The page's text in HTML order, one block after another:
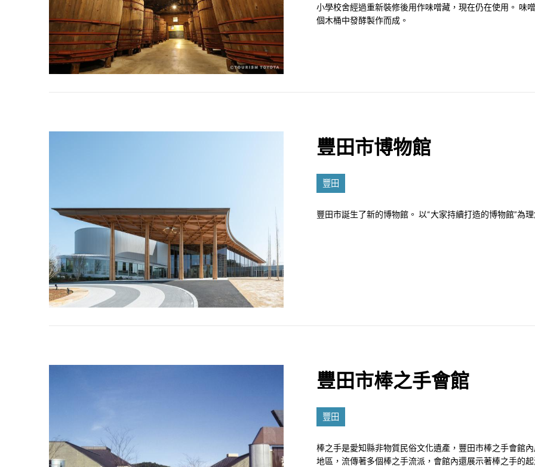
小學校舍經過重新裝修後用作味噌藏，現在仍在使用。 味
個木桶中發酵製作而成。
豐田市博物館
豐田
豐田市誕生了新的博物館。 以“大家持續打造的博物館”為
豐田市棒之手會館
豐田
棒之手是愛知縣非物質民俗文化遺產，豐田市棒之手會館
地區，流傳著多個棒之手流派，會館內還展示著棒之手的